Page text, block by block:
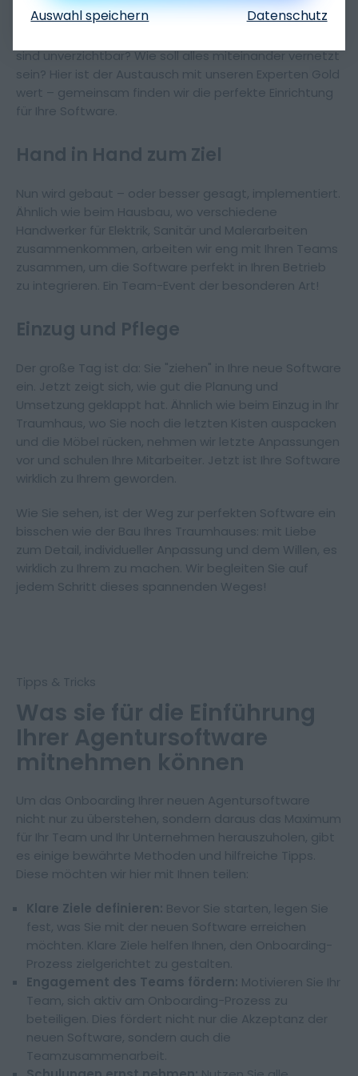
wie diese angeordnet sein sollen, bestimmen Sie jetzt,
sind unverzichtbar? Wie soll alles miteinander vernetzt
sein? Hier ist der Austausch mit unseren Experten Gold
wert – gemeinsam finden wir die perfekte Einrichtung
für Ihre Software.
Hand in Hand zum Ziel
Nun wird gebaut – oder besser gesagt, implementiert.
Ähnlich wie beim Hausbau, wo verschiedene
Handwerker für Elektrik, Sanitär und Malerarbeiten
zusammenkommen, arbeiten wir eng mit Ihren Teams
zusammen, um die Software perfekt in Ihren Betrieb
zu integrieren. Ein Team-Event der besonderen Art!
Einzug und Pflege
Der große Tag ist da: Sie "ziehen" in Ihre neue Software
ein. Jetzt zeigt sich, wie gut die Planung und
Umsetzung geklappt hat. Ähnlich wie beim Einzug in Ihr
Traumhaus, wo Sie noch die letzten Kisten auspacken
und die Möbel rücken, nehmen wir letzte Anpassungen
vor und schulen Ihre Mitarbeiter. Jetzt ist Ihre Software
wirklich zu Ihrem geworden.
Wie Sie sehen, ist der Weg zur perfekten Software ein
bisschen wie der Bau Ihres Traumhauses: mit Liebe
zum Detail, individueller Anpassung und dem Willen, es
wirklich zu Ihrem zu machen. Wir begleiten Sie auf
jedem Schritt dieses spannenden Weges!
Tipps & Tricks
Was sie für die Einführung
Ihrer Agentursoftware
mitnehmen können
Um das Onboarding Ihrer neuen Agentursoftware
nicht nur zu überstehen, sondern daraus das Maximum
für Ihr Team und Ihr Unternehmen herauszuholen, gibt
es einige bewährte Methoden und hilfreiche Tipps.
Diese möchten wir hier mit Ihnen teilen:
Klare Ziele definieren: Bevor Sie starten, legen Sie
fest, was Sie mit der neuen Software erreichen
möchten. Klare Ziele helfen Ihnen, den Onboarding-
Prozess zielgerichtet zu gestalten.
Engagement des Teams fördern: Motivieren Sie Ihr
Team, sich aktiv am Onboarding-Prozess zu
beteiligen. Dies fördert nicht nur die Akzeptanz der
neuen Software, sondern auch die
Teamzusammenarbeit.
Auswahl speichern Datenschutz